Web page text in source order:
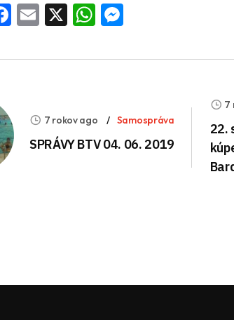
Facebook
Email
X WhatsApp
Messenger
7 rokov ago Samospráva
SPRÁVY BTV 04. 06. 2019
7
22.